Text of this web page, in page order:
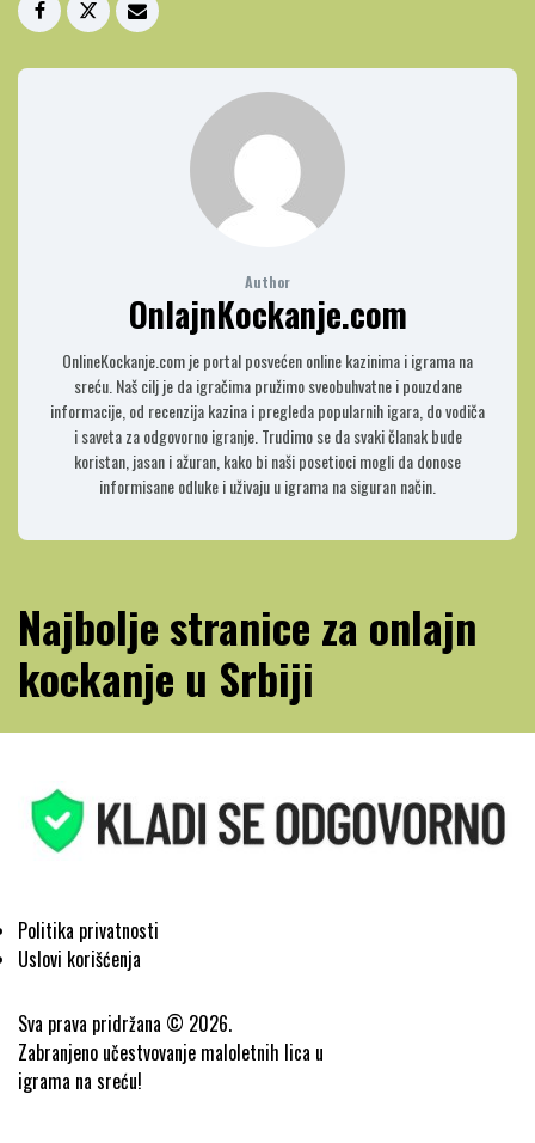
Author
OnlajnKockanje.com
OnlineKockanje.com je portal posvećen online kazinima i igrama na
sreću. Naš cilj je da igračima pružimo sveobuhvatne i pouzdane
informacije, od recenzija kazina i pregleda popularnih igara, do vodiča
i saveta za odgovorno igranje. Trudimo se da svaki članak bude
koristan, jasan i ažuran, kako bi naši posetioci mogli da donose
informisane odluke i uživaju u igrama na siguran način.
Najbolje stranice za onlajn
kockanje u Srbiji
Politika privatnosti
Uslovi korišćenja
Sva prava pridržana © 2026.
Zabranjeno učestvovanje maloletnih lica u
igrama na sreću!